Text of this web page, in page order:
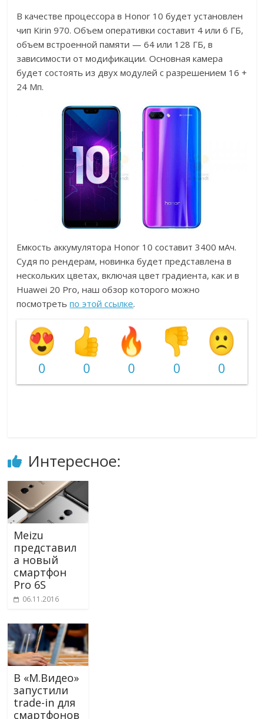
В качестве процессора в Honor 10 будет установлен
чип Kirin 970. Объем оперативки составит 4 или 6 ГБ,
объем встроенной памяти — 64 или 128 ГБ, в
зависимости от модификации. Основная камера
будет состоять из двух модулей с разрешением 16 +
24 Мп.
Емкость аккумулятора Honor 10 составит 3400 мАч.
Судя по рендерам, новинка будет представлена в
нескольких цветах, включая цвет градиента, как и в
Huawei 20 Pro, наш обзор которого можно
посмотретьпо этой ссылке.
0 0 0 0 0
Интересное:
Meizu
представил
а новый
смартфон
Pro 6S
06.11.2016
В «М.Видео»
запустили
trade-in для
смартфонов